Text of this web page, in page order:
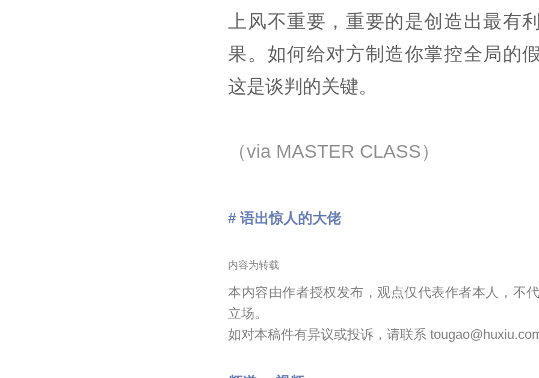
上风不重要，重要的是创造出最有
果。如何给对方制造你掌控全局的
这是谈判的关键。
（via MASTER CLASS）
# 语出惊人的大佬
内容为转载
本内容由作者授权发布，观点仅代表作者本人，不
立场。
如对本稿件有异议或投诉，请联系 tougao@huxiu.com